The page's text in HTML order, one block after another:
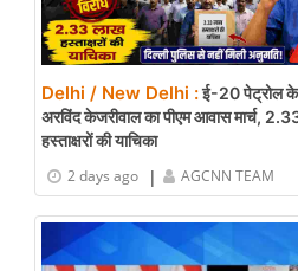
Delhi / New Delhi :ई-20 पेट्रोल के
अरविंद केजरीवाल का पीएम आवास मार्च,
हस्ताक्षरों की याचिका
2 days ago
| AGCNN TEAM